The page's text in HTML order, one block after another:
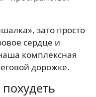
зато просто
сердце и
комплексная
дорожке.